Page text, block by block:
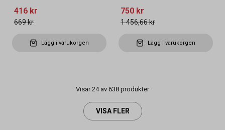
416 kr
669 kr
Lägg i varukorgen
750 kr
1 456,66 kr
Lägg i varukorgen
Visar 24 av 638 produkter
VISA FLER